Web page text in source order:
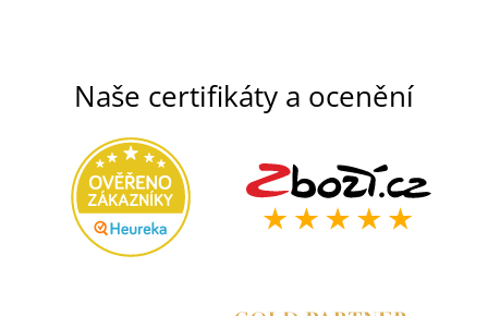
Naše certifikáty a ocenění